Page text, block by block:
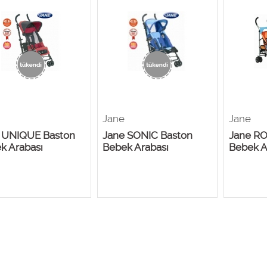
Baston
Arabası
Jane
Jane SONIC Baston
Bebek Arabası
Jane
Jane
Bebek